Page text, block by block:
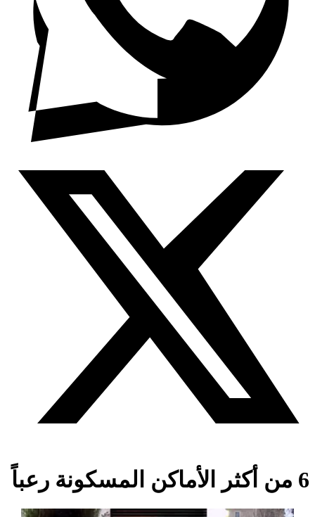
6 من أكثر الأماكن المسكونة رعباً